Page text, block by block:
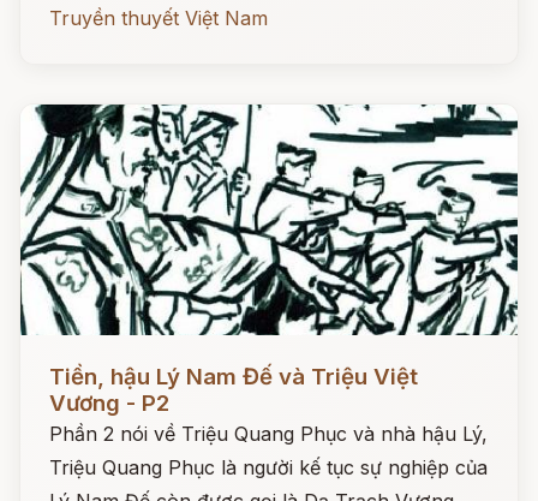
Truyền thuyết Việt Nam
Đọc ngay
Tiền, hậu Lý Nam Đế và Triệu Việt
Vương - P2
Phần 2 nói về Triệu Quang Phục và nhà hậu Lý,
Triệu Quang Phục là người kế tục sự nghiệp của